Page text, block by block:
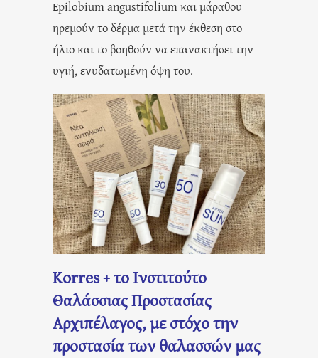
Epilobium angustifolium και μάραθου
ηρεμούν το δέρμα μετά την έκθεση στο
ήλιο και το βοηθούν να επανακτήσει την
υγιή, ενυδατωμένη όψη του.
Korres + το Ινστιτούτο
Θαλάσσιας Προστασίας
Αρχιπέλαγος, με στόχο την
προστασία των θαλασσών μας